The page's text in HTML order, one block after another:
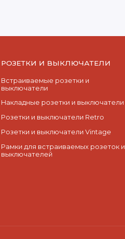
РОЗЕТКИ И ВЫКЛЮЧАТЕЛИ
Встраиваемые розетки и
выключатели
Накладные розетки и выключатели
Розетки и выключатели Retro
Розетки и выключатели Vintage
Рамки для встраиваемых розеток и
выключателей